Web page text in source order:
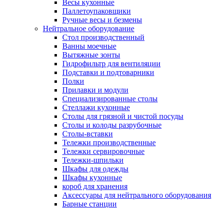
Весы кухонные
Паллетоупаковщики
Ручные весы и безмены
Нейтральное оборудование
Cтол производственный
Ванны моечные
Вытяжные зонты
Гидрофильтр для вентиляции
Подставки и подтоварники
Полки
Прилавки и модули
Специализированные столы
Стеллажи кухонные
Столы для грязной и чистой посуды
Столы и колоды разрубочные
Столы-вставки
Тележки производственные
Тележки сервировочные
Тележки-шпильки
Шкафы для одежды
Шкафы кухонные
короб для хранения
Аксессуары для нейтрального оборудования
Барные станции